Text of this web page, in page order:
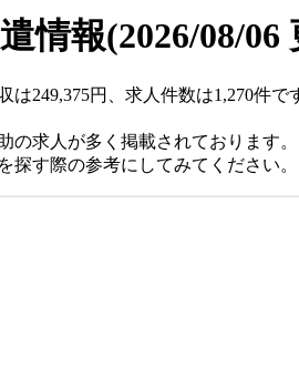
情報(2026/08/06
249,375円、求人件数は1,270件
求人が多く掲載されております。
す際の参考にしてみてください。